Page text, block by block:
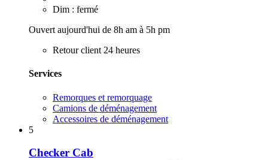
Dim : fermé
Ouvert aujourd'hui de 8h am à 5h pm
Retour client 24 heures
Services
Remorques et remorquage
Camions de déménagement
Accessoires de déménagement
5
Checker Cab